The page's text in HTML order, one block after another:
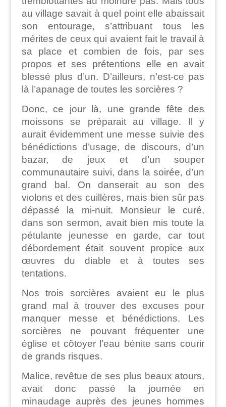
au village savait à quel point elle abaissait
son entourage, s’attribuant tous les
mérites de ceux qui avaient fait le travail à
sa place et combien de fois, par ses
propos et ses prétentions elle en avait
blessé plus d’un. D’ailleurs, n’est-ce pas
là l’apanage de toutes les sorcières ?
Donc, ce jour là, une grande fête des
moissons se préparait au village. Il y
aurait évidemment une messe suivie des
bénédictions d’usage, de discours, d’un
bazar, de jeux et d’un souper
communautaire suivi, dans la soirée, d’un
grand bal. On danserait au son des
violons et des cuillères, mais bien sûr pas
dépassé la mi-nuit. Monsieur le curé,
dans son sermon, avait bien mis toute la
pétulante jeunesse en garde, car tout
débordement était souvent propice aux
œuvres du diable et à toutes ses
tentations.
Nos trois sorcières avaient eu le plus
grand mal à trouver des excuses pour
manquer messe et bénédictions. Les
sorcières ne pouvant fréquenter une
église et côtoyer l’eau bénite sans courir
de grands risques.
Malice, revêtue de ses plus beaux atours,
avait donc passé la journée en
minaudage auprès des jeunes hommes